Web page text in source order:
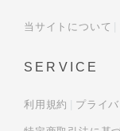
当サイトについて
SERVICE
利用規約 プライ